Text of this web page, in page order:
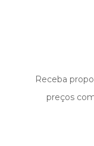
Receba
preços